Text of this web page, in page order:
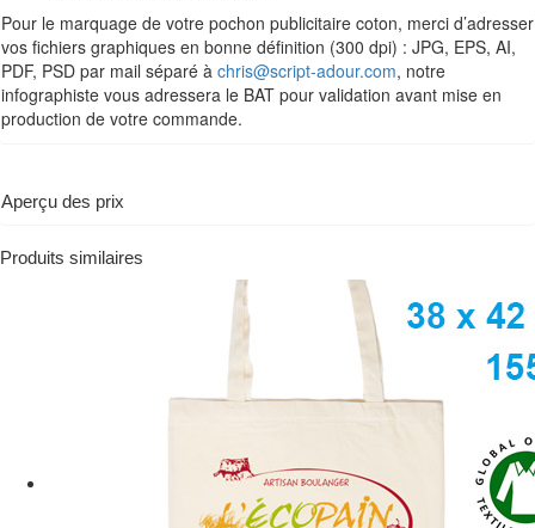
Pour le marquage de votre pochon publicitaire coton, merci d’adresser
vos fichiers graphiques en bonne définition (300 dpi) : JPG, EPS, AI,
PDF, PSD par mail séparé à chris@script-adour.com, notre
infographiste vous adressera le BAT pour validation avant mise en
production de votre commande.
Aperçu des prix
Produits similaires